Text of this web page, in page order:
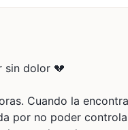
sin dolor 💔
Cuando la
por no poder